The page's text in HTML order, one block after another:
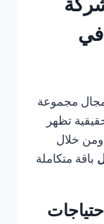
في
مجموعة
تظهر
ومن خلال
باقة متكاملة